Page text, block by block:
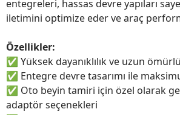
entegreleri, hassas devre yapıları
iletimini optimize eder ve araç
Özellikler:
✅ Yüksek dayanıklılık ve uzun
✅ Entegre devre tasarımı ile
✅ Oto beyin tamiri için özel olarak
adaptör seçenekleri